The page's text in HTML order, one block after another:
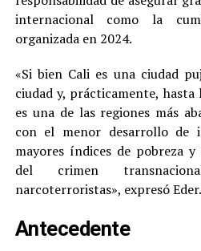
internacional como la
organizada en 2024.
«Si bien Cali es una ciudad
ciudad y, prácticamente,
es una de las regiones más
con el menor desarrollo de
mayores índices de pobreza
del crimen
narcoterroristas», expresó Eder.
Antecedente